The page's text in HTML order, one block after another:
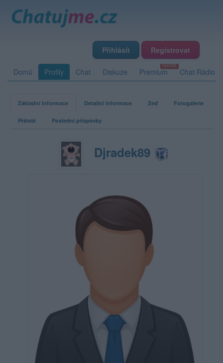
Přihlásit Registrovat
Domů Profily Chat Diskuze Premium Chat Rádio
Základní informace Detailní informace Zeď Fotogalerie
Přátelé Poslední příspěvky
Djradek89